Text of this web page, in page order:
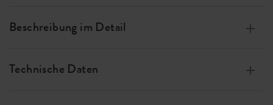
Beschreibung im Detail
Erhältlich in verschiedenen Farben und Größen, die sich
Technische Daten